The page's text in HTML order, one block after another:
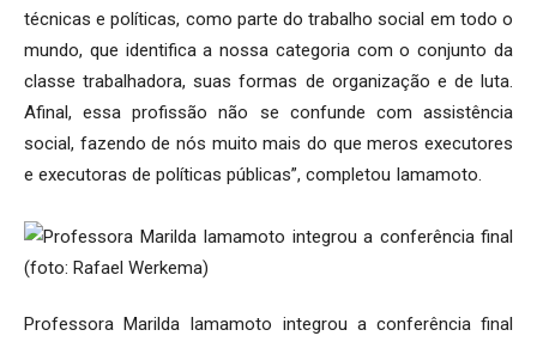
técnicas e políticas, como parte do trabalho social em todo o
mundo, que identifica a nossa categoria com o conjunto da
classe trabalhadora, suas formas de organização e de luta.
Afinal, essa profissão não se confunde com assistência
social, fazendo de nós muito mais do que meros executores
e executoras de políticas públicas”, completou Iamamoto.
Professora Marilda Iamamoto integrou a conferência final